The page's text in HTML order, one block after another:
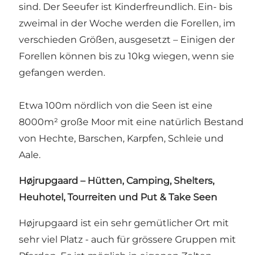
sind. Der Seeufer ist Kinderfreundlich. Ein- bis
zweimal in der Woche werden die Forellen, im
verschieden Größen, ausgesetzt – Einigen der
Forellen können bis zu 10kg wiegen, wenn sie
gefangen werden.
Etwa 100m nördlich von die Seen ist eine
8000m² große Moor mit eine natürlich Bestand
von Hechte, Barschen, Karpfen, Schleie und
Aale.
Højrupgaard – Hütten, Camping, Shelters,
Heuhotel, Tourreiten und Put & Take Seen
Højrupgaard ist ein sehr gemütlicher Ort mit
sehr viel Platz - auch für grössere Gruppen mit